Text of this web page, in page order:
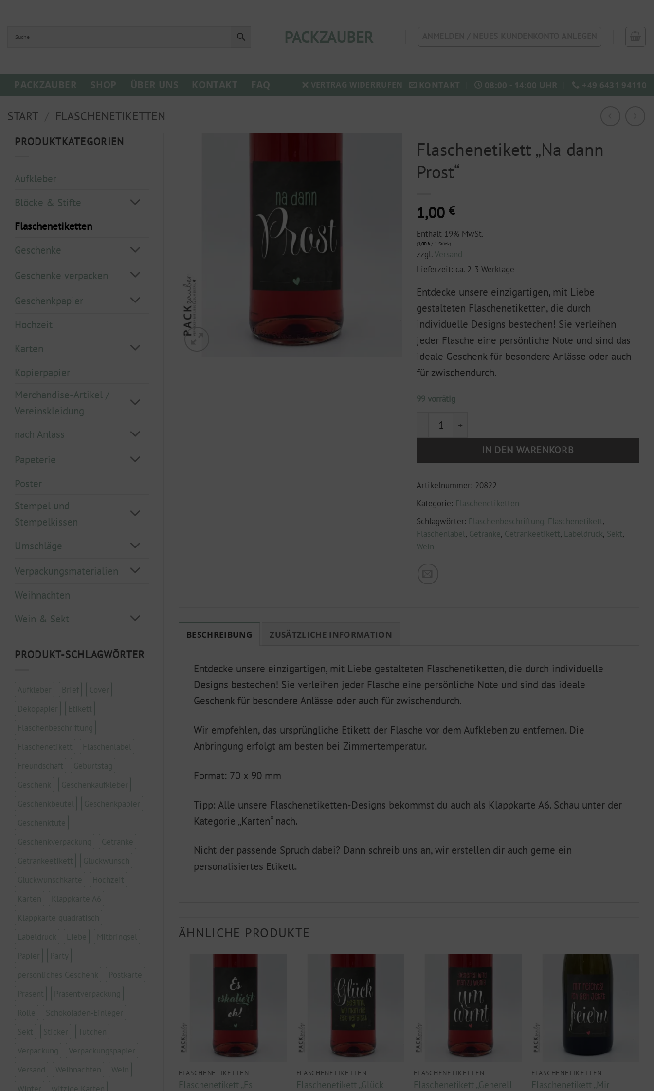
springen
PACKZAUBER
PACKZAUBER SHOP ÜBER UNS KONTAKT FAQ VERTRAG WIDERRUFEN KONTAKT 08:00 - 14:00 UHR +49 6431 94110
START FLASCHENETIKETTEN
PRODUKTKATEGORIEN
Aufkleber
Blöcke & Stifte
Flaschenetiketten
Geschenke
Geschenke verpacken
Geschenkpapier
Hochzeit
Karten
Kopierpapier
Merchandise-Artikel /
Vereinskleidung
nach Anlass
Papeterie
Poster
Stempel und
Stempelkissen
Umschläge
Verpackungsmaterialien
Weihnachten
Wein & Sekt
PRODUKT-SCHLAGWÖRTER
Aufkleber Brief
Cover
Dekopapier
Etikett
Flaschenbeschriftung
Flaschenetikett
Flaschenlabel
Freundschaft
Geburtstag
Geschenk
Geschenkaufkleber
Geschenkbeutel
Geschenkpapier
Geschenktüte
Geschenkverpackung
Getränke
Getränkeetikett
Glückwunsch
Glückwunschkarte
Hochzeit
Karten
Klappkarte A6
Klappkarte quadratisch
Labeldruck
Liebe
Mitbringsel
Papier
Party
persönliches Geschenk
Postkarte
Präsent
Präsentverpackung
Rolle
Schokoladen-Einleger
Sekt
Sticker
Tütchen
Verpackung
Verpackungspapier
Versand
Weihnachten
Wein
Winter
witzige Karten
Flaschenetikett „Na dann
Prost“
1,00 €
Enthält 19% MwSt.
(1,00 €/ 1 Stück)
zzgl.Versand
Lieferzeit: ca. 2-3 Werktage
Entdecke unsere einzigartigen, mit Liebe
gestalteten Flaschenetiketten, die durch
individuelle Designs bestechen! Sie verleihen
jeder Flasche eine persönliche Note und sind das
ideale Geschenk für besondere Anlässe oder auch
für zwischendurch.
99 vorrätig
Flaschenetikett "Na dann Prost" Menge
IN DEN WARENKORB
Artikelnummer: 20822
Kategorie: Flaschenetiketten
Schlagwörter: Flaschenbeschriftung, Flaschenetikett,
Flaschenlabel, Getränke, Getränkeetikett, Labeldruck, Sekt,
Wein
BESCHREIBUNG ZUSÄTZLICHE INFORMATION
Entdecke unsere einzigartigen, mit Liebe gestalteten Flaschenetiketten, die durch individuelle
Designs bestechen! Sie verleihen jeder Flasche eine persönliche Note und sind das ideale
Geschenk für besondere Anlässe oder auch für zwischendurch.
Wir empfehlen, das ursprüngliche Etikett der Flasche vor dem Aufkleben zu entfernen. Die
Anbringung erfolgt am besten bei Zimmertemperatur.
Format: 70 x 90 mm
Tipp: Alle unsere Flaschenetiketten-Designs bekommst du auch als Klappkarte A6. Schau unter der
Kategorie „Karten“ nach.
Nicht der passende Spruch dabei? Dann schreib uns an, wir erstellen dir auch gerne ein
personalisiertes Etikett.
ÄHNLICHE PRODUKTE
FLASCHENETIKETTEN
Flaschenetikett „Es
FLASCHENETIKETTEN
Flaschenetikett „Glück
FLASCHENETIKETTEN
Flaschenetikett „Generell
FLASCHENETIKETTEN
Flaschenetikett „Mir
„Mal
FLASCHENETIKETTEN
Flaschenetikett „Männer